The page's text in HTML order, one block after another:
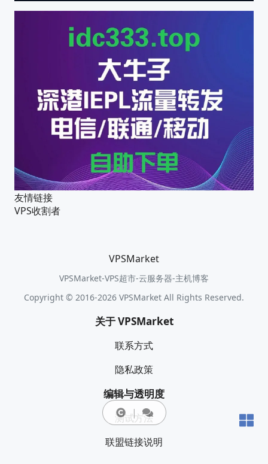
友情链接
VPS收割者
VPSMarket
VPSMarket-VPS超市-云服务器-主机博客
Copyright © 2016-2026 VPSMarket All Rights Reserved.
关于 VPSMarket
联系方式
隐私政策
编辑与透明度
测试方法
联盟链接说明